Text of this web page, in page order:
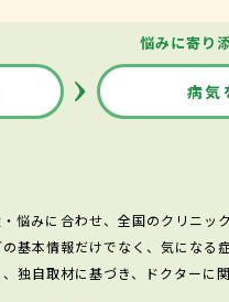
悩みに寄り
病気
悩みに合わせ、全国のクリニ
基本情報だけでなく、気にな
独自取材に基づき、ドクターに